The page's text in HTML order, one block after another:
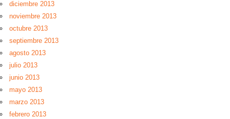
diciembre 2013
noviembre 2013
octubre 2013
septiembre 2013
agosto 2013
julio 2013
junio 2013
mayo 2013
marzo 2013
febrero 2013